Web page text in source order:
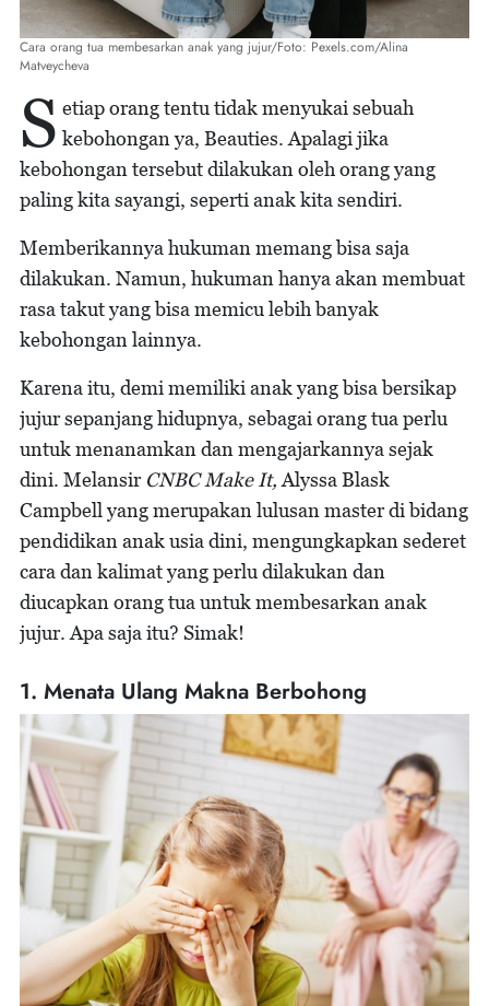
Cara orang tua membesarkan anak yang jujur/Foto: Pexels.com/Alina
Matveycheva
S etiap orang tentu tidak menyukai sebuah
kebohongan ya, Beauties. Apalagi jika
kebohongan tersebut dilakukan oleh orang yang
paling kita sayangi, seperti anak kita sendiri.
Memberikannya hukuman memang bisa saja
dilakukan. Namun, hukuman hanya akan membuat
rasa takut yang bisa memicu lebih banyak
kebohongan lainnya.
Karena itu, demi memiliki anak yang bisa bersikap
jujur sepanjang hidupnya, sebagai orang tua perlu
untuk menanamkan dan mengajarkannya sejak
dini. Melansir CNBC Make It, Alyssa Blask
Campbell yang merupakan lulusan master di bidang
pendidikan anak usia dini, mengungkapkan sederet
cara dan kalimat yang perlu dilakukan dan
diucapkan orang tua untuk membesarkan anak
jujur. Apa saja itu? Simak!
1. Menata Ulang Makna Berbohong